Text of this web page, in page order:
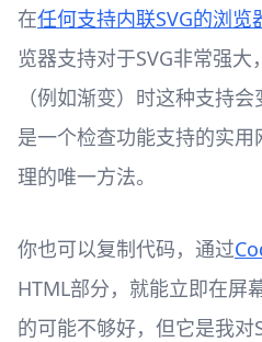
在任何支持内联SVG的浏览
览器支持对于SVG非常强
（例如渐变）时这种支持会
是一个检查功能支持的实
理的唯一方法。
你也可以复制代码，通过
HTML部分，就能立即在屏
的可能不够好，但它是我对